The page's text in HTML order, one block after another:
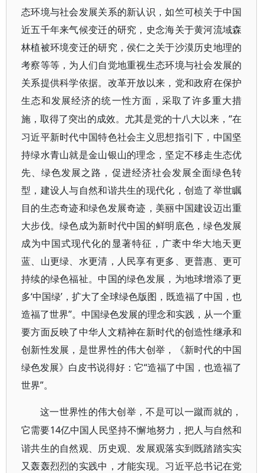
态环境与社会发展关系的新认识，如竺可桢关于中国
近五千年来气候变迁的研究，史念海关于黄河流域森
林植被环境变迁的研究，侯仁之关于沙漠历史地理的
考察等等，为人们自觉地重视生态环境与社会发展的
关系提供科学依据。改革开放以来，党和政府在保护
生态和发展经济的统一性方面，采取了许多重大措
施，取得了突出的成效。尤其是党的十八大以来，“在
习近平新时代中国特色社会主义思想指引下，中国坚
持绿水青山就是金山银山的理念，坚定不移走生态优
先、绿色发展之路，促进经济社会发展全面绿色转
型，建设人与自然和谐共生的现代化，创造了举世瞩
目的生态奇迹和绿色发展奇迹，美丽中国建设迈出重
大步伐。绿色成为新时代中国的鲜明底色，绿色发展
成为中国式现代化的显著特征，广袤中华大地天更
蓝、山更绿、水更清，人民享有更多、更普惠、更可
持续的绿色福祉。中国的绿色发展，为地球增添了更
多‘中国绿’，扩大了全球绿色版图，既造福了中国，也
造福了世界”。中国绿色发展的理念和实践，从一个重
要方面反映了中华人文精神在新时代的创造性继承和
创新性发展，是世界性的伟大创举，《新时代的中国
绿色发展》白皮书说得好：它“造福了中国，也造福了
世界”。
这一世界性的伟大创举，不是可以一蹴而就的，
它需要14亿中国人民坚持不懈地努力，把人与自然和
谐共生的自然观、历史观、发展观落实到既踏踏实实
又轰轰烈烈的实践中，才能实现。习近平总书记在党